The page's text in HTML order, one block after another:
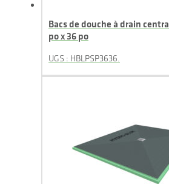
Bacs de douche à drain
po x 36 po
UGS : HBLPSP3636.